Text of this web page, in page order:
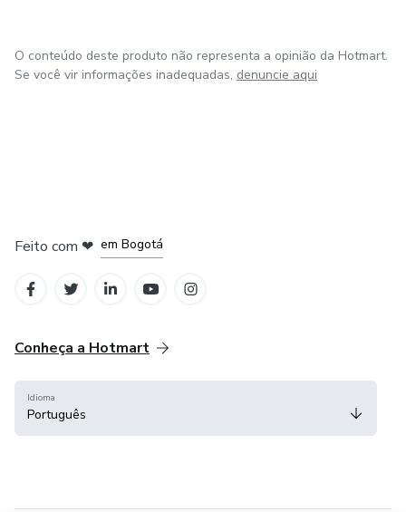
O conteúdo deste produto não representa a opinião da Hotmart.
Se você vir informações inadequadas, denuncie aqui
Feito com ❤ em Bogotá
Conheça a Hotmart
Idioma
Português